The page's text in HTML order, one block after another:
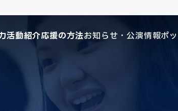
活動紹介応援の方法お知らせ・公演情報ポ